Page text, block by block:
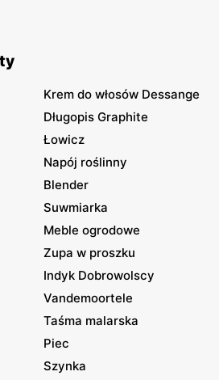
Krem do włosów Dessange
Długopis Graphite
Łowicz
Napój roślinny
Blender
Suwmiarka
Meble ogrodowe
Zupa w proszku
Indyk Dobrowolscy
Vandemoortele
Taśma malarska
Piec
Szynka